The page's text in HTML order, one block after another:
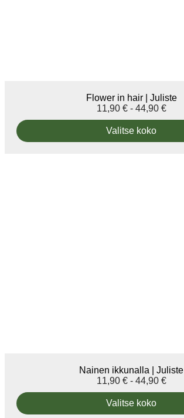
Flower in hair | Juliste
11,90 € - 44,90 €
Valitse koko
Nainen ikkunalla | Juliste
11,90 € - 44,90 €
Valitse koko